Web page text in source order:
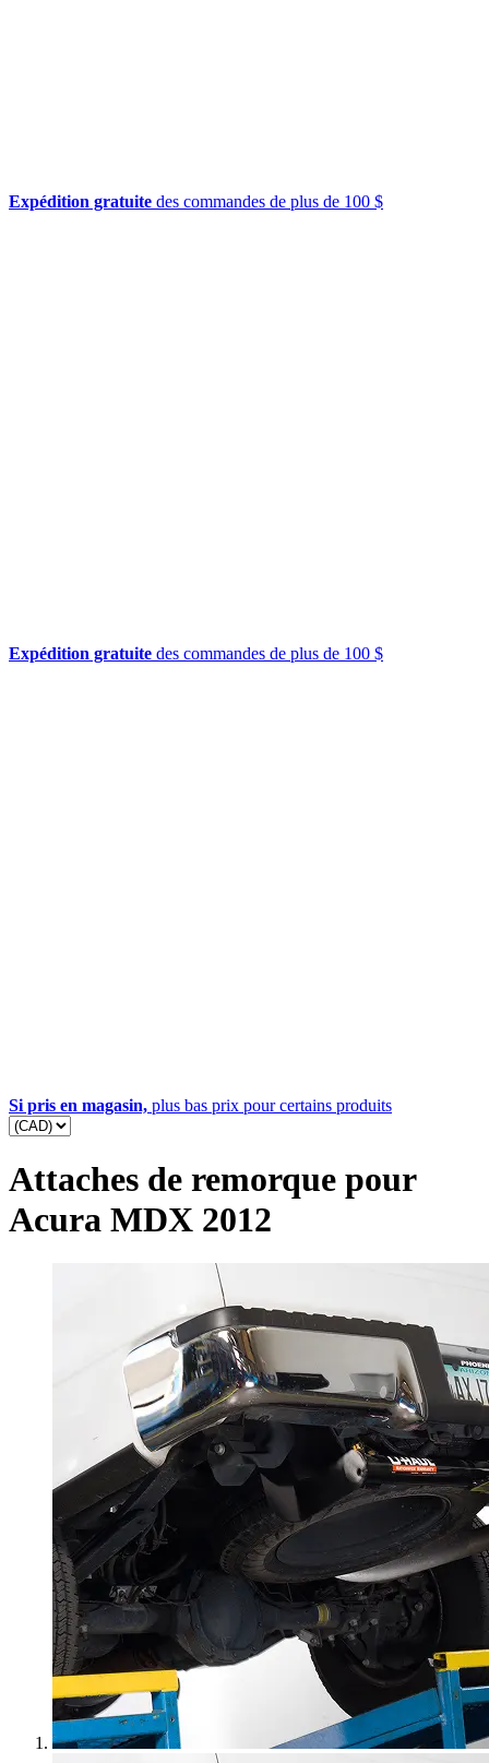
Expédition gratuite des commandes de plus de 100 $
Expédition gratuite des commandes de plus de 100 $
Si pris en magasin, plus bas prix pour certains produits
Attaches de remorque pour
Acura MDX 2012